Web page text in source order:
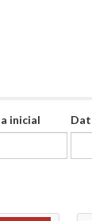
inicial